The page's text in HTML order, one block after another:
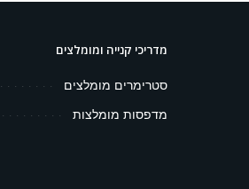
מדריכי קנייה ומומלצים
סטרימרים מומלצים
מדפסות מומלצות